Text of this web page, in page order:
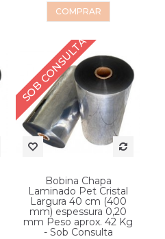
COMPRAR
SOB CONSULTA
Bobina Chapa
Laminado Pet Cristal
Largura 40 cm (400
mm) espessura 0,20
mm Peso aprox. 42 Kg
- Sob Consulta